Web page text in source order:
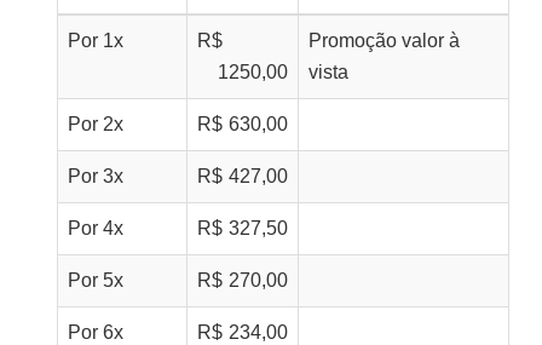
Por 1x
R$
1250,00
Promoção valor à
vista
Por 2x R$ 630,00
Por 3x R$ 427,00
Por 4x R$ 327,50
Por 5x R$ 270,00
Por 6x R$ 234,00